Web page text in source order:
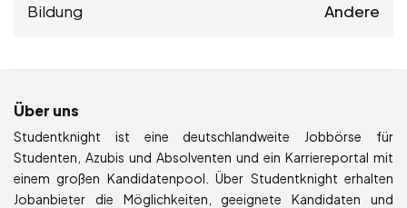
Bildung Andere
Über uns
Studentknight ist eine deutschlandweite Jobbörse für
Studenten, Azubis und Absolventen und ein Karriereportal mit
einem großen Kandidatenpool. Über Studentknight erhalten
Jobanbieter die Möglichkeiten, geeignete Kandidaten und